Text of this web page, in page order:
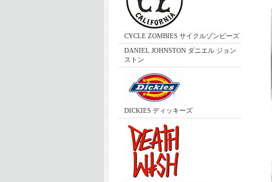
CYCLE ZOMBIES サイクルゾンビーズ
DANIEL JOHNSTON ダニエル ジョン
ストン
DICKIES ディッキーズ